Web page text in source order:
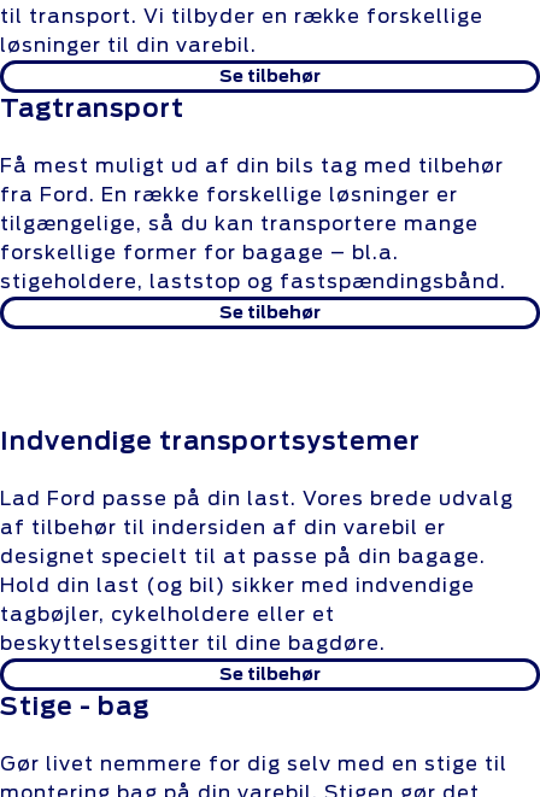
til transport. Vi tilbyder en række forskellige
løsninger til din varebil.
Se tilbehør
Tagtransport
Få mest muligt ud af din bils tag med tilbehør
fra Ford. En række forskellige løsninger er
tilgængelige, så du kan transportere mange
forskellige former for bagage – bl.a.
stigeholdere, laststop og fastspændingsbånd.
Se tilbehør
Indvendige transportsystemer
Lad Ford passe på din last. Vores brede udvalg
af tilbehør til indersiden af din varebil er
designet specielt til at passe på din bagage.
Hold din last (og bil) sikker med indvendige
tagbøjler, cykelholdere eller et
beskyttelsesgitter til dine bagdøre.
Se tilbehør
Stige - bag
Gør livet nemmere for dig selv med en stige til
montering bag på din varebil. Stigen gør det